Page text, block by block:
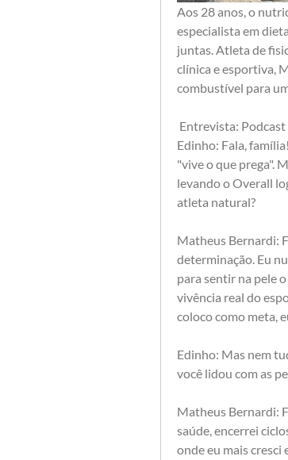
Aos 28 anos, o
especialista em
juntas. Atleta de
clínica e esportiva,
combustível para
Entrevista:
Edinho: Fala,
"vive o que prega".
levando o Overall
atleta natural?
Matheus Bernardi:
determinação. Eu
para sentir na pele
vivência real do
coloco como meta,
Edinho: Mas nem
você lidou com as
Matheus Bernardi:
saúde, encerrei
onde eu mais cresci